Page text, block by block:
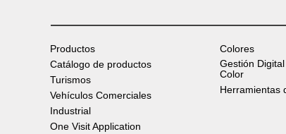
Productos
Catálogo de productos
Turismos
Vehículos Comerciales
Industrial
One Visit Application
Colores
Gestión
Color
Herramientas